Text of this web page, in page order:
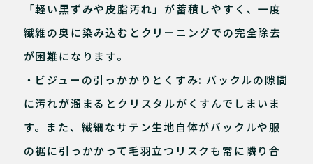
「軽い黒ずみや皮脂汚れ」が蓄積しやすく、一度
繊維の奥に染み込むとクリーニングでの完全除去
が困難になります。
・ビジューの引っかかりとくすみ: バックルの隙間
に汚れが溜まるとクリスタルがくすんでしまいま
す。また、繊細なサテン生地自体がバックルや服
の裾に引っかかって毛羽立つリスクも常に隣り合